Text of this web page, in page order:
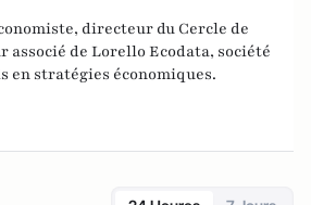
directeur du Cercle de
associé de Lorello Ecodata, société
en stratégies économiques.